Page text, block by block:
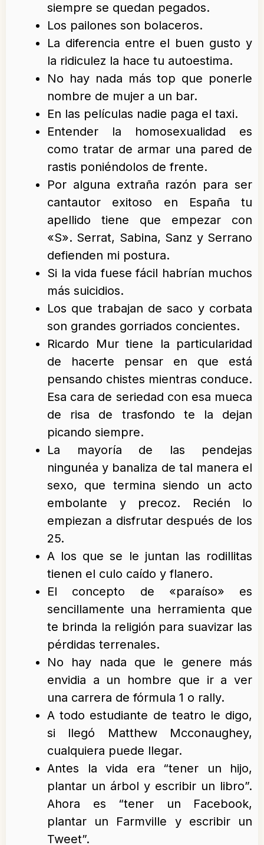
siempre se quedan pegados.
Los pailones son bolaceros.
La diferencia entre el buen gusto y
la ridiculez la hace tu autoestima.
No hay nada más top que ponerle
nombre de mujer a un bar.
En las películas nadie paga el taxi.
Entender la homosexualidad es
como tratar de armar una pared de
rastis poniéndolos de frente.
Por alguna extraña razón para ser
cantautor exitoso en España tu
apellido tiene que empezar con
«S». Serrat, Sabina, Sanz y Serrano
defienden mi postura.
Si la vida fuese fácil habrían muchos
más suicidios.
Los que trabajan de saco y corbata
son grandes gorriados concientes.
Ricardo Mur tiene la particularidad
de hacerte pensar en que está
pensando chistes mientras conduce.
Esa cara de seriedad con esa mueca
de risa de trasfondo te la dejan
picando siempre.
La mayoría de las pendejas
ningunéa y banaliza de tal manera el
sexo, que termina siendo un acto
embolante y precoz. Recién lo
empiezan a disfrutar después de los
25.
A los que se le juntan las rodillitas
tienen el culo caído y flanero.
El concepto de «paraíso» es
sencillamente una herramienta que
te brinda la religión para suavizar las
pérdidas terrenales.
No hay nada que le genere más
envidia a un hombre que ir a ver
una carrera de fórmula 1 o rally.
A todo estudiante de teatro le digo,
si llegó Matthew Mcconaughey,
cualquiera puede llegar.
Antes la vida era “tener un hijo,
plantar un árbol y escribir un libro”.
Ahora es “tener un Facebook,
plantar un Farmville y escribir un
Tweet”.